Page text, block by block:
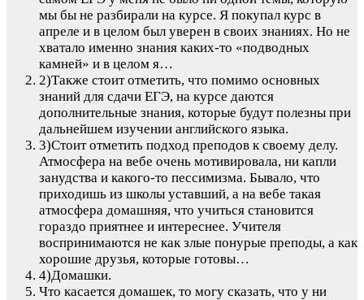
мы бы не разбирали на курсе. Я покупал курс в
апреле и в целом был уверен в своих знаниях. Но не
хватало именно знания каких-то «подводных
камней» и в целом я…
2)Также стоит отметить, что помимо основных
знаний для сдачи ЕГЭ, на курсе даются
дополнительные знания, которые будут полезны при
дальнейшем изучении английского языка.
3)Стоит отметить подход преподов к своему делу.
Атмосфера на вебе очень мотивировала, ни капли
занудства и какого-то пессимизма. Бывало, что
приходишь из школы уставший, а на вебе такая
атмосфера домашняя, что учиться становится
гораздо приятнее и интереснее. Учителя
воспринимаются не как злые понурые преподы, а как
хорошие друзья, которые готовы…
4)Домашки.
Что касается домашек, то могу сказать, что у ни